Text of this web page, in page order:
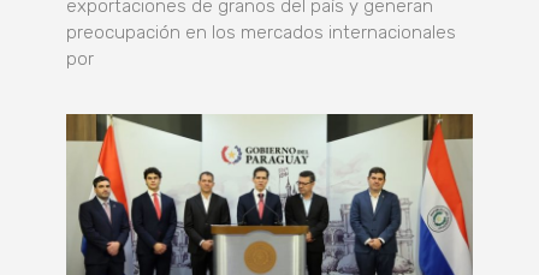
exportaciones de granos del país y generan
preocupación en los mercados internacionales
por